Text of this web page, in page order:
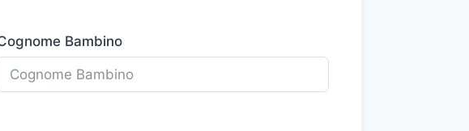
Bambino